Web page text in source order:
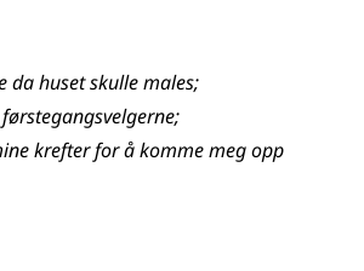
da huset skulle males;
;
krefter for å komme meg opp